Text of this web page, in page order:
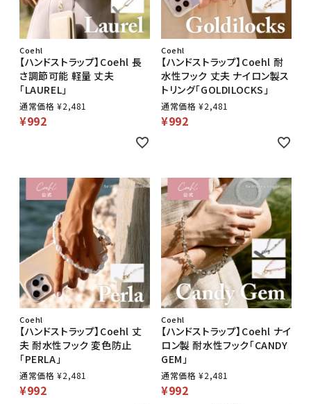
Coehl
【ハンドストラップ】Coehl 長
さ調節可能 軽量 丈夫
「LAUREL」
通常価格 ¥2,481
¥992
Coehl
【ハンドストラップ】Coehl 耐
水性フック 丈夫 ナイロン製ス
トリング「GOLDILOCKS」
通常価格 ¥2,481
¥992
Coehl
【ハンドストラップ】Coehl 丈
夫 耐水性フック 変色防止
「PERLA」
通常価格 ¥2,481
¥992
Coehl
【ハンドストラップ】Coehl ナイ
ロン製 耐水性フック「CANDY
GEM」
通常価格 ¥2,481
¥992